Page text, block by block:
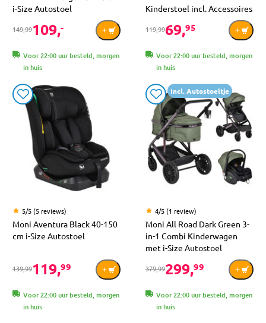
i-Size Autostoel
149,99109,-
Voor 22:00 uur besteld, morgen
in huis
Kinderstoel incl. Accessoires
119,9969,95
Voor 22:00 uur besteld, morgen
in huis
5/5 (5 reviews)
Moni Aventura Black 40-150
cm i-Size Autostoel
139,99119,99
Voor 22:00 uur besteld, morgen
in huis
Incl. Autostoeltje
4/5 (1 review)
Moni All Road Dark Green 3-
in-1 Combi Kinderwagen
met i-Size Autostoel
379,99299,99
Voor 22:00 uur besteld, morgen
in huis